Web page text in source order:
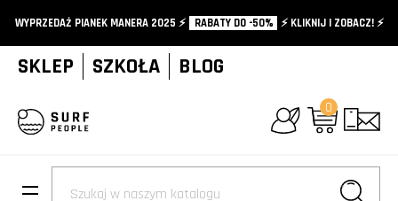
WYPRZEDAŻ PIANEK MANERA 2025 ⚡️ RABATY DO -50% ⚡️ KLIKNIJ I ZOBACZ! ⚡️
SKLEP SZKOŁA BLOG
0
+